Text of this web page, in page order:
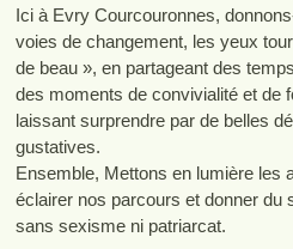
Ici à Evry Courcouronnes,
voies de changement, les yeux
de beau », en partageant des
des moments de convivialité et de
laissant surprendre par de belles
gustatives.
Ensemble, Mettons en lumière les
éclairer nos parcours et donner
sans sexisme ni patriarcat.